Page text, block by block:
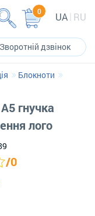
UA RU
0
Зворотній дзвінок
Блокноти
гнучка
лого
/0